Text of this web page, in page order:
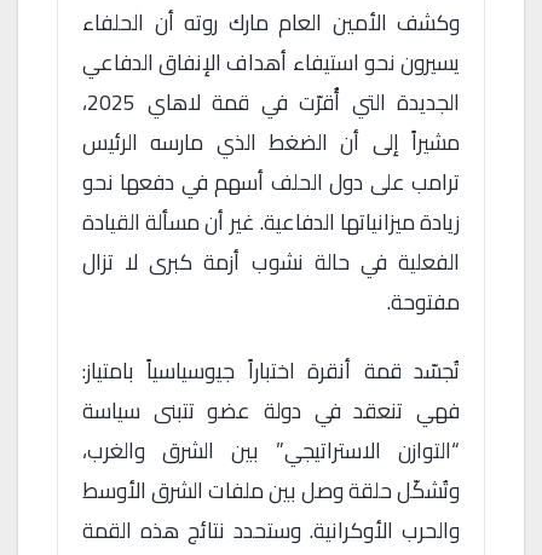
وكشف الأمين العام مارك روته أن الحلفاء
يسيرون نحو استيفاء أهداف الإنفاق الدفاعي
الجديدة التي أُقرّت في قمة لاهاي 2025،
مشيراً إلى أن الضغط الذي مارسه الرئيس
ترامب على دول الحلف أسهم في دفعها نحو
زيادة ميزانياتها الدفاعية. غير أن مسألة القيادة
الفعلية في حالة نشوب أزمة كبرى لا تزال
مفتوحة.
تُجسّد قمة أنقرة اختباراً جيوسياسياً بامتياز:
فهي تنعقد في دولة عضو تتبنى سياسة
“التوازن الاستراتيجي” بين الشرق والغرب،
وتُشكّل حلقة وصل بين ملفات الشرق الأوسط
والحرب الأوكرانية. وستحدد نتائج هذه القمة